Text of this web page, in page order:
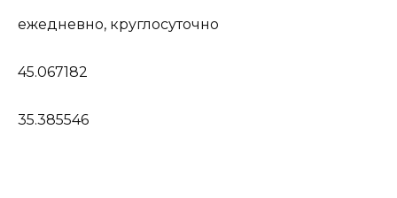
ежедневно, круглосуточно
45.067182
35.385546